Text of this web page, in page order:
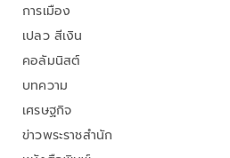
การเมือง
เปลว สีเงิน
คอลัมนิสต์
บทความ
เศรษฐกิจ
ข่าวพระราชสำนัก